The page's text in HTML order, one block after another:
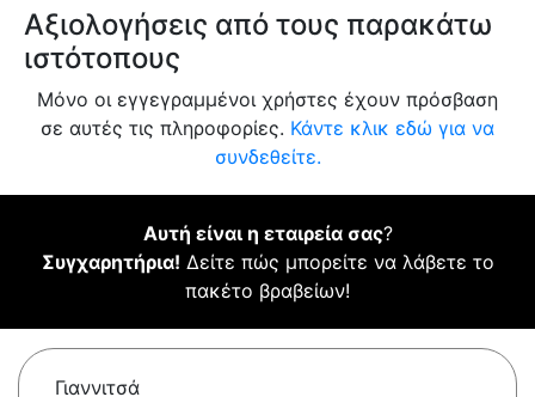
Αξιολογήσεις από τους παρακάτω
ιστότοπους
Μόνο οι εγγεγραμμένοι χρήστες έχουν πρόσβαση
σε αυτές τις πληροφορίες. Κάντε κλικ εδώ για να
συνδεθείτε.
Αυτή είναι η εταιρεία σας?
Συγχαρητήρια! Δείτε πώς μπορείτε να λάβετε το
πακέτο βραβείων!
Γιαννιτσά